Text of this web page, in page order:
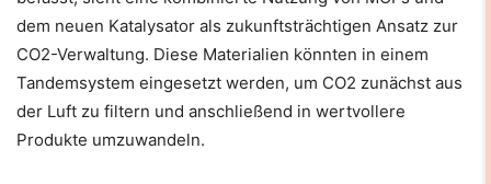
dem neuen Katalysator als zukunftsträchtigen Ansatz zur
CO2-Verwaltung. Diese Materialien könnten in einem
Tandemsystem eingesetzt werden, um CO2 zunächst aus
der Luft zu filtern und anschließend in wertvollere
Produkte umzuwandeln.